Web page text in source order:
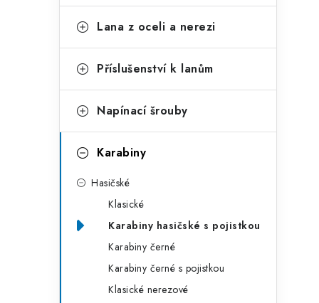
t
r
n
e
o
i
Lana z oceli a nerezi
Příslušenství k lanům
Napínací šrouby
Karabiny
Hasičské
Klasické
Karabiny hasičské s pojistkou
Karabiny černé
Karabiny černé s pojistkou
Klasické nerezové